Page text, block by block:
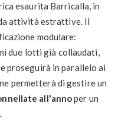
esaurita Barricalla, in
attività estrattive. Il
modulare:
due lotti già collaudati,
proseguirà in parallelo ai
permetterà di gestire un
all'annoper un
.